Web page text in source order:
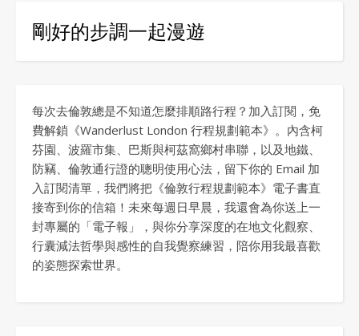
剛好的步調一起漫遊
每次去倫敦總是不知道怎麼排順路行程？加入訂閱，免
費解鎖《Wanderlust London 行程規劃範本》。內含柯
芬園、波羅市集、巴斯與柯茲窩鄉村串聯，以及地鐵、
防竊、倫敦通行證的聰明使用心法，留下你的 Email 加
入訂閱清單，我們將把《倫敦行程規劃範本》電子書直
接寄到你的信箱！未來每週日早晨，我還會為你送上一
封專屬的「電子報」，與你分享深度的在地文化觀察、
行囊減法哲學與感性的自我覺察練習，陪你用我最喜歡
的姿態探索世界。